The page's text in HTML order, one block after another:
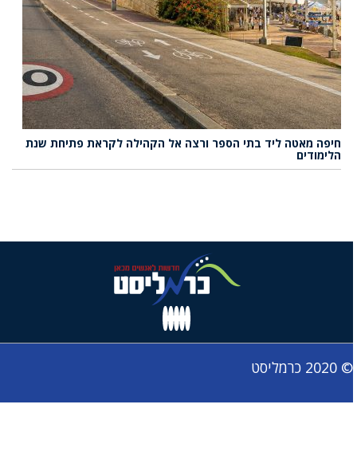
חיפה מאטה ליד בתי הספר ורצה אל הקהילה לקראת פתיחת שנת
הלימודים
© 2020 כרמליסט